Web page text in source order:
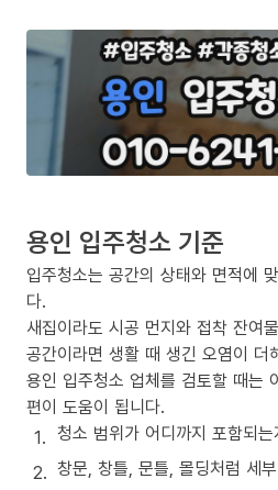
용인 입주청소 기준
입주청소는 공간의 상태와 면적에
다.
새집이라도 시공 먼지와 접착 잔여
공간이라면 생활 때 생긴 오염이 더
용인 입주청소 업체를 검토할 때는
편이 도움이 됩니다.
청소 범위가 어디까지 포함되는
창문, 창틀, 문틀, 몰딩처럼 세